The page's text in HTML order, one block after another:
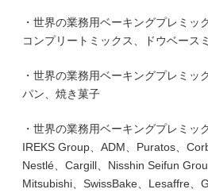
・世界の業務用ベーキングプレミッ
コンプリートミックス、ドウベース
・世界の業務用ベーキングプレミッ
パン、焼き菓子
・世界の業務用ベーキングプレミッ
IREKS Group、ADM、Puratos、
Nestlé、Cargill、Nisshin Seifun
Mitsubishi、SwissBake、Lesaffre、